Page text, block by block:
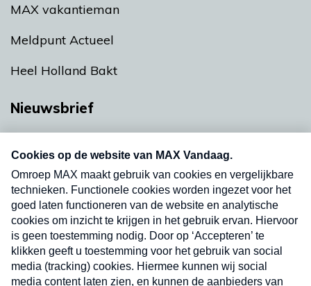
MAX vakantieman
Meldpunt Actueel
Heel Holland Bakt
Nieuwsbrief
nieuwsbrief. Elke vrijdag- en dinsdagochtend in
uw mailbox.
Verzend